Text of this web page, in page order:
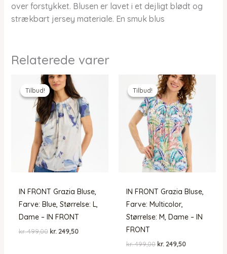
over forstykket. Blusen er lavet i et dejligt blødt og
strækbart jersey materiale. En smuk blus
Relaterede varer
Tilbud!
Tilbud!
IN FRONT Grazia Bluse,
Farve: Blue, Størrelse: L,
Dame – IN FRONT
kr.499,00 Den
kr. 249,50Den
Tilbud!
Tilbud!
IN FRONT Grazia Bluse,
Farve: Multicolor,
Størrelse: M, Dame – IN
FRONT
kr.499,00 Den
kr. 249,50Den